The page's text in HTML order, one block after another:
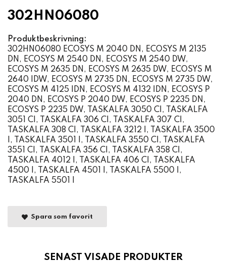
302HN06080
Produktbeskrivning:
302HN06080 ECOSYS M 2040 DN, ECOSYS M 2135
DN, ECOSYS M 2540 DN, ECOSYS M 2540 DW,
ECOSYS M 2635 DN, ECOSYS M 2635 DW, ECOSYS M
2640 IDW, ECOSYS M 2735 DN, ECOSYS M 2735 DW,
ECOSYS M 4125 IDN, ECOSYS M 4132 IDN, ECOSYS P
2040 DN, ECOSYS P 2040 DW, ECOSYS P 2235 DN,
ECOSYS P 2235 DW, TASKALFA 3050 CI, TASKALFA
3051 CI, TASKALFA 306 CI, TASKALFA 307 CI,
TASKALFA 308 CI, TASKALFA 3212 I, TASKALFA 3500
I, TASKALFA 3501 I, TASKALFA 3550 CI, TASKALFA
3551 CI, TASKALFA 356 CI, TASKALFA 358 CI,
TASKALFA 4012 I, TASKALFA 406 CI, TASKALFA
4500 I, TASKALFA 4501 I, TASKALFA 5500 I,
TASKALFA 5501 I
Spara som favorit
SENAST VISADE PRODUKTER